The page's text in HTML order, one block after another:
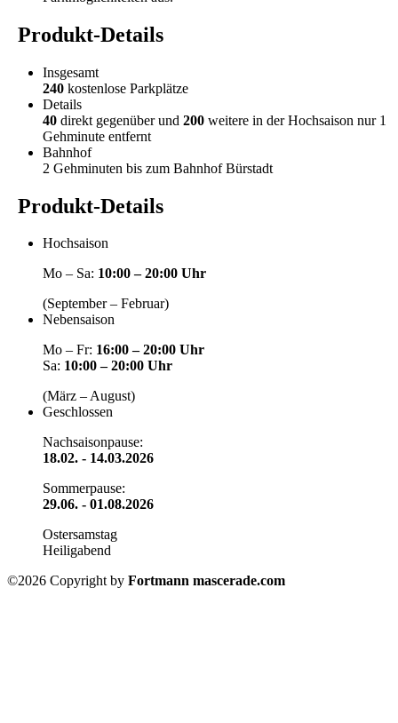
Produkt-Details
Insgesamt
240 kostenlose Parkplätze
Details
40 direkt gegenüber und 200 weitere in der Hochsaison nur 1
Gehminute entfernt
Bahnhof
2 Gehminuten bis zum Bahnhof Bürstadt
Produkt-Details
Hochsaison
Mo – Sa: 10:00 – 20:00 Uhr
(September – Februar)
Nebensaison
Mo – Fr: 16:00 – 20:00 Uhr
Sa: 10:00 – 20:00 Uhr
(März – August)
Geschlossen
Nachsaisonpause:
18.02. - 14.03.2026
Sommerpause:
29.06. - 01.08.2026
Ostersamstag
Heiligabend
©2026 Copyright by Fortmann mascerade.com